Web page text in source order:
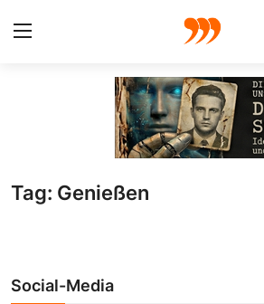
Galerie
Redaktion
Tag: Genießen
Social-Media